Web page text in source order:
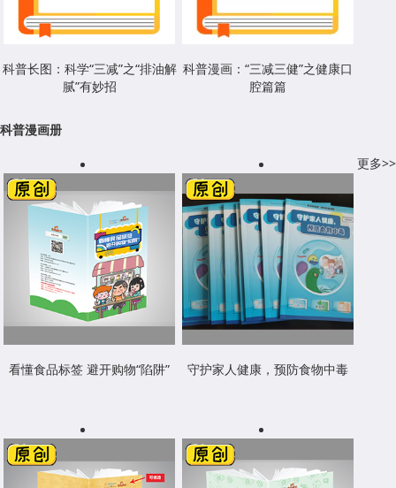
科普长图：科学“三减”之“排油解
腻”有妙招
科普漫画：“三减三健”之健康口
腔篇篇
科普漫画册
更多>>
看懂食品标签 避开购物“陷阱” 守护家人健康，预防食物中毒